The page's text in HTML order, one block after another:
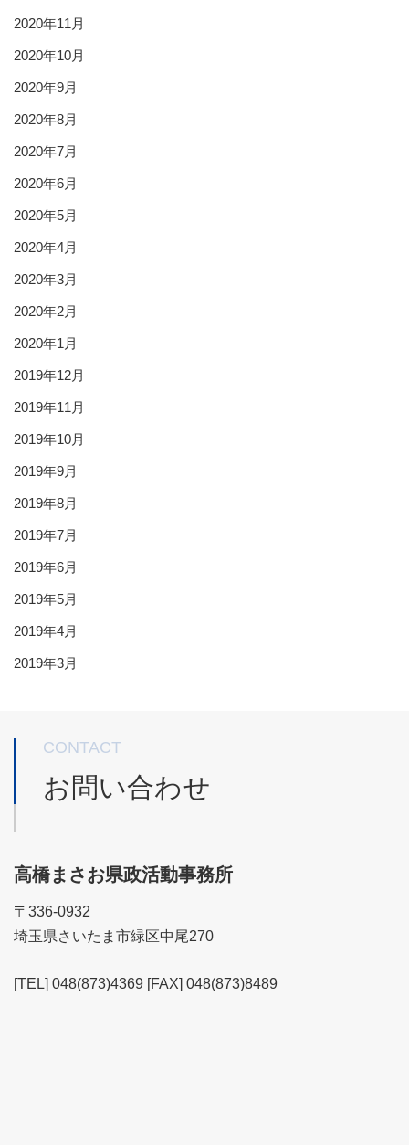
2020年11月
2020年10月
2020年9月
2020年8月
2020年7月
2020年6月
2020年5月
2020年4月
2020年3月
2020年2月
2020年1月
2019年12月
2019年11月
2019年10月
2019年9月
2019年8月
2019年7月
2019年6月
2019年5月
2019年4月
2019年3月
CONTACT
お問い合わせ
高橋まさお県政活動事務所
〒336-0932
埼玉県さいたま市緑区中尾270
[TEL] 048(873)4369 [FAX] 048(873)8489